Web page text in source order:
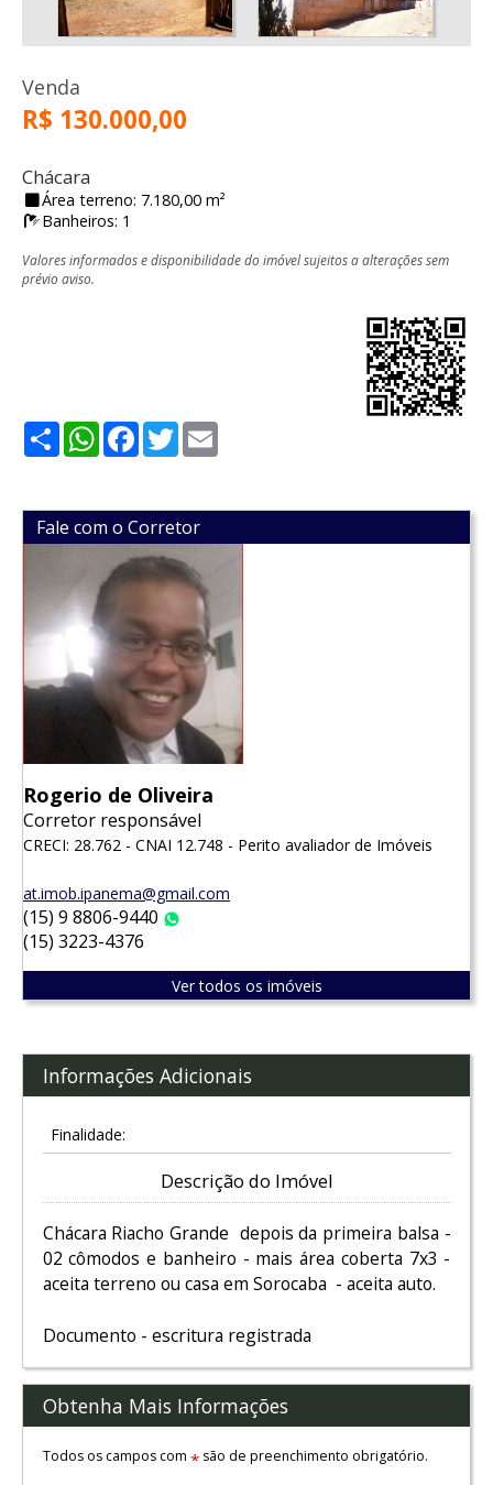
Venda
R$ 130.000,00
Chácara
Área terreno: 7.180,00 m²
Banheiros: 1
Valores informados e disponibilidade do imóvel sujeitos a alterações sem
prévio aviso.
ShareWhatsApp
Facebook
Twitter
Fale com o Corretor
Rogerio de Oliveira
Corretor responsável
CRECI: 28.762 - CNAI 12.748 - Perito avaliador de Imóveis
at.imob.ipanema@gmail.com
(15) 9 8806-9440
(15) 3223-4376
Ver todos os imóveis
Informações Adicionais
Finalidade:
Descrição do Imóvel
Chácara Riacho Grande depois da primeira balsa -
02 cômodos e banheiro - mais área coberta 7x3 -
aceita terreno ou casa em Sorocaba - aceita auto.
Documento - escritura registrada
Obtenha Mais Informações
Todos os campos com *são de preenchimento obrigatório.